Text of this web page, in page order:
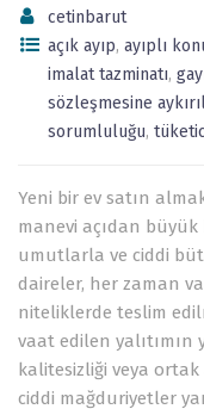
cetinbarut
açık ayıp, ayıplı
imalat tazminatı,
sözleşmesine
sorumluluğu,
Yeni bir ev satın
manevi açıdan büyük
umutlarla ve ciddi
daireler, her zaman
niteliklerde teslim
vaat edilen yalıtımın
kalitesizliği veya
ciddi mağduriyetler